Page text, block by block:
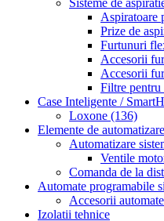
Sisteme de
Aspiratoare
Prize de
Furtunuri
Accesorii
Accesorii
Filtre pentru
Case Inteligente /
Loxone (136)
Elemente de automatizare
Automatizare
Ventile
Comanda de la
Automate programabile
Accesorii
Izolatii tehnice